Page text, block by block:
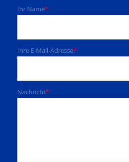
Ihr Name*
Ihre E-Mail-Adresse*
Nachricht*